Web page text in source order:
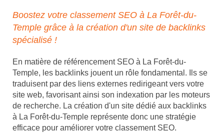
Boostez votre classement SEO à La Forêt-du-
Temple grâce à la création d'un site de backlinks
spécialisé !
En matière de référencement SEO à La Forêt-du-
Temple, les backlinks jouent un rôle fondamental. Ils se
traduisent par des liens externes redirigeant vers votre
site web, favorisant ainsi son indexation par les moteurs
de recherche. La création d'un site dédié aux backlinks
à La Forêt-du-Temple représente donc une stratégie
efficace pour améliorer votre classement SEO.